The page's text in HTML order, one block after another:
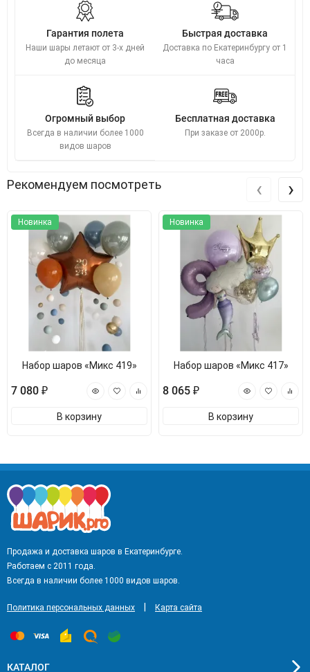
Гарантия полета
Наши шары летают от 3-х дней
до месяца
Быстрая доставка
Доставка по Екатеринбургу от 1
часа
Огромный выбор
Всегда в наличии более 1000
видов шаров
Бесплатная доставка
При заказе от 2000р.
Рекомендуем посмотреть
Новинка
Набор шаров «Микс 419»
7 080 ₽
В корзину
Новинка
Набор шаров «Микс 417»
8 065 ₽
В корзину
‹ ›
Продажа и доставка шаров в Екатеринбурге.
Работаем с 2011 года.
Всегда в наличии более 1000 видов шаров.
Политика персональных данных Карта сайта
КАТАЛОГ